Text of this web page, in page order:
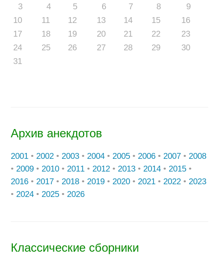
3
4 5 6 7 8
9
10
11 12 13 14 15
16
17
18 19 20 21 22
23
24
25 26 27 28 29
30
31
Архив анекдотов
2001 • 2002 • 2003 • 2004 • 2005 • 2006 • 2007 • 2008
• 2009 • 2010 • 2011 • 2012 • 2013 • 2014 • 2015 •
2016 • 2017 • 2018 • 2019 • 2020 • 2021 • 2022 • 2023
• 2024 • 2025 • 2026
Классические сборники